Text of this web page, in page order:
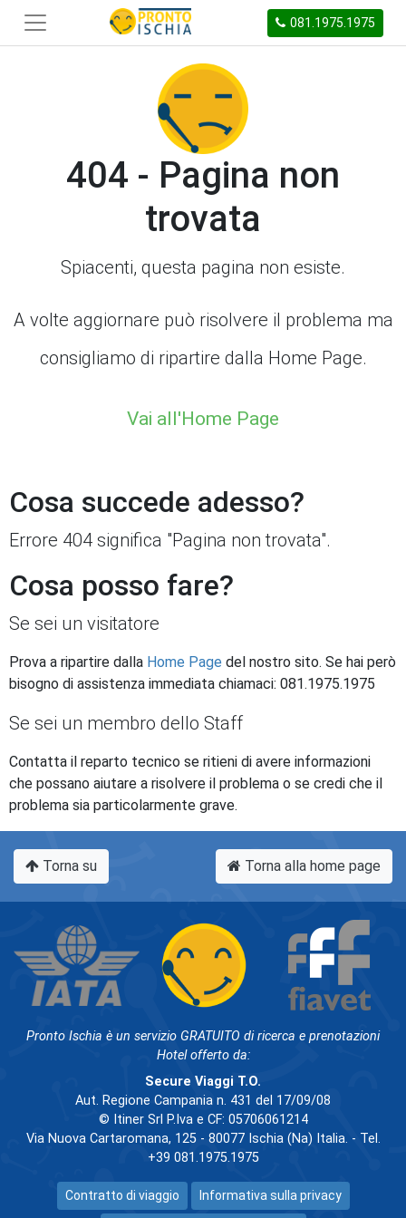
081.1975.1975
404 - Pagina non
trovata
Spiacenti, questa pagina non esiste.
A volte aggiornare può risolvere il problema ma
consigliamo di ripartire dalla Home Page.
Vai all'Home Page
Cosa succede adesso?
Errore 404 significa "Pagina non trovata".
Cosa posso fare?
Se sei un visitatore
Prova a ripartire dalla Home Page del nostro sito. Se hai però
bisogno di assistenza immediata chiamaci: 081.1975.1975
Se sei un membro dello Staff
Contatta il reparto tecnico se ritieni di avere informazioni
che possano aiutare a risolvere il problema o se credi che il
problema sia particolarmente grave.
Torna su Torna alla home page
Pronto Ischia è un servizio GRATUITO di ricerca e prenotazioni
Hotel offerto da:
Secure Viaggi T.O.
Aut. Regione Campania n. 431 del 17/09/08
© Itiner Srl P.Iva e CF: 05706061214
Via Nuova Cartaromana, 125 - 80077 Ischia (Na) Italia. - Tel.
+39 081.1975.1975
Contratto di viaggio Informativa sulla privacy